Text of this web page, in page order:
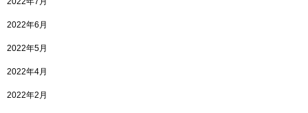
2022年6月
2022年5月
2022年4月
2022年2月